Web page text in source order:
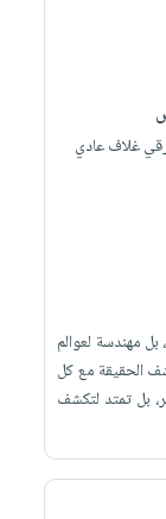
غلاف عادي
مهندسة لعوالم
الحقيقة مع كل
بل تمتد لتكشف